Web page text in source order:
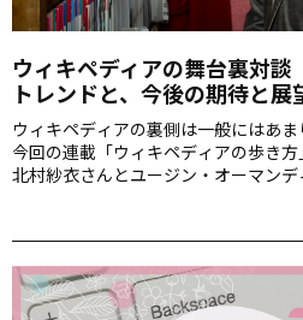
ウィキペディアの舞台裏対
トレンドと、今後の期待と展
ウィキペディアの裏側は一般にはあ
今回の連載「ウィキペディアの歩き
北村紗衣さんとユージン・オーマン
ります。この記事は、前・中・後編
対談の「後編」です。